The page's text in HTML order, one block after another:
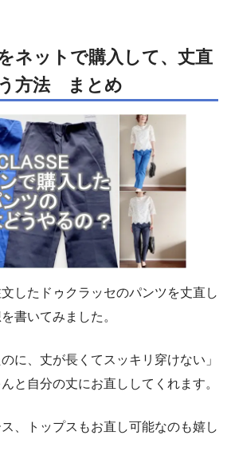
ネットで購入して、丈直
方法 まとめ
したドゥクラッセのパンツを丈直し
書いてみました。
に、丈が長くてスッキリ穿けない」
と自分の丈にお直ししてくれます。
、トップスもお直し可能なのも嬉し